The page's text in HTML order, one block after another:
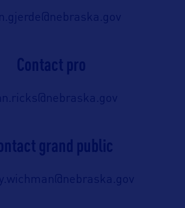
Contact pro
grand public